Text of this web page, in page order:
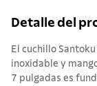
Detalle del
El cuchillo
inoxidable y
7 pulgadas es